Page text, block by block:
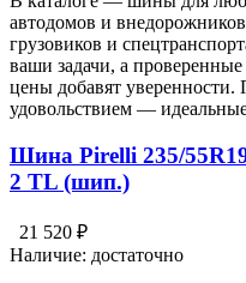
автодомов и
грузовиков и
ваши задачи, а
цены добавят уверенности.
удовольствием —
Шина Pirelli 235/
2 TL (шип.)
21 520 ₽
Наличие: достаточно